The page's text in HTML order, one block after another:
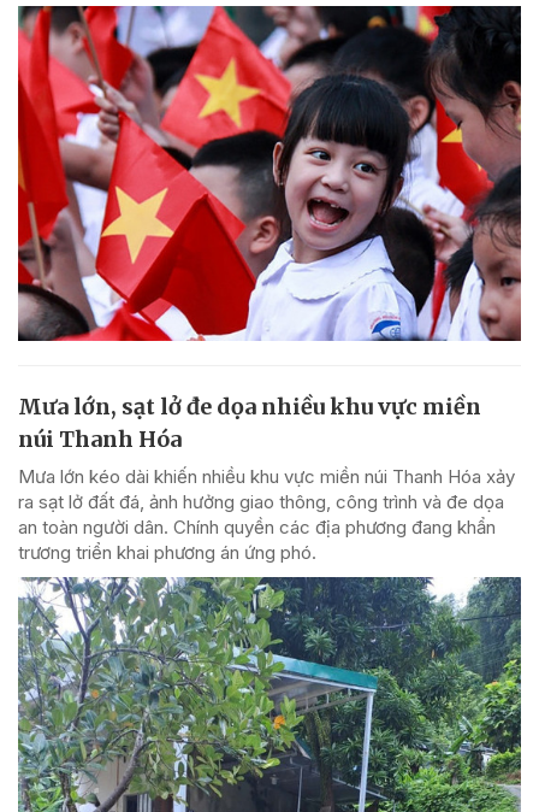
Mưa lớn, sạt lở đe dọa nhiều khu vực miền
núi Thanh Hóa
Mưa lớn kéo dài khiến nhiều khu vực miền núi Thanh Hóa xảy
ra sạt lở đất đá, ảnh hưởng giao thông, công trình và đe dọa
an toàn người dân. Chính quyền các địa phương đang khẩn
trương triển khai phương án ứng phó.